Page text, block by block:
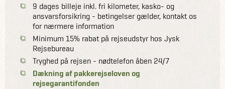
9 dages billeje inkl. fri kilometer, kasko- og
ansvarsforsikring - betingelser gælder, kontakt os
for nærmere information
Minimum 15% rabat på rejseudstyr hos Jysk
Rejsebureau
Tryghed på rejsen - nødtelefon åben 24/7
Dækning af pakkerejseloven og
rejsegarantifonden